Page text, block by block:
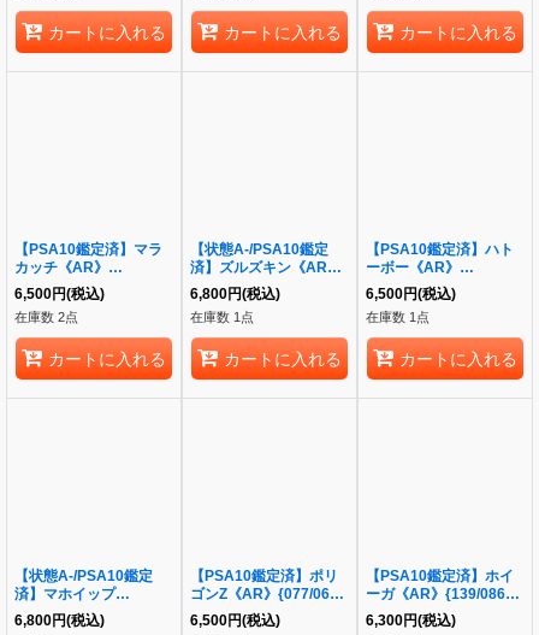
カートに入れる カートに入れる カートに入れる
【PSA10鑑定済】マラ
カッチ《AR》
{093/086}[-]
6,500円(税込)
在庫数 2点
カートに入れる
【状態A-/PSA10鑑定
済】ズルズキン《AR》
{137/086}[-]
6,800円(税込)
在庫数 1点
カートに入れる
【PSA10鑑定済】ハト
ーボー《AR》
{154/086}[-]
6,500円(税込)
在庫数 1点
カートに入れる
【状態A-/PSA10鑑定
済】マホイップ
《CHR》{201/184}[-]
6,800円(税込)
【PSA10鑑定済】ポリ
ゴンZ《AR》{077/066}
[-]
6,500円(税込)
【PSA10鑑定済】ホイ
ーガ《AR》{139/086}
[-]
6,300円(税込)